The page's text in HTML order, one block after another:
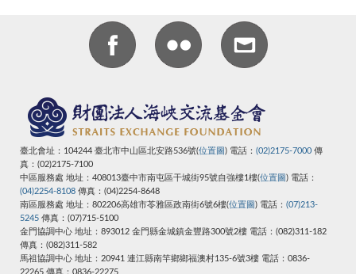
臺北會址：104244 臺北市中山區北安路536號(位置圖) 電話： (02)2175-7000 傳
真：(02)2175-7100
中區服務處 地址：408013臺中市南屯區干城街95號自強樓1樓(位置圖) 電話：
(04)2254-8108 傳真：(04)2254-8648
南區服務處 地址：802206高雄市苓雅區政南街6號6樓(位置圖) 電話： (07)213-
5245 傳真：(07)715-5100
金門協調中心 地址：893012 金門縣金城鎮金豐路300號2樓 電話：(082)311-182
傳真：(082)311-582
馬祖協調中心 地址：20941 連江縣南竿鄉鄉福澳村135-6號3樓 電話：0836-
22265 傳真：0836-22275